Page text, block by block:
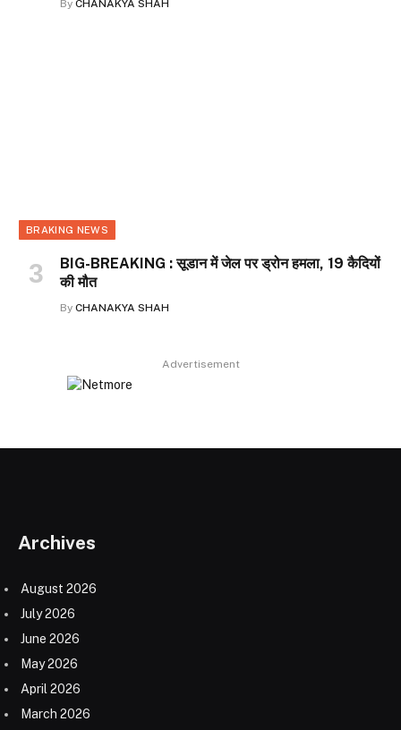
By CHANAKYA SHAH
BRAKING NEWS
BIG-BREAKING : सूडान में जेल पर ड्रोन हमला, 19 कैदियों
की मौत
By CHANAKYA SHAH
Advertisement
Archives
August 2026
July 2026
June 2026
May 2026
April 2026
March 2026